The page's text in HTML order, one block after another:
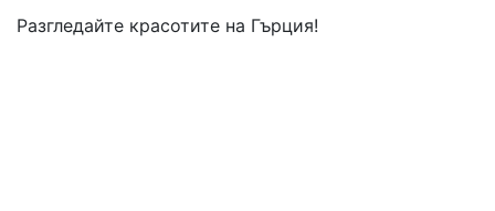
Разгледайте красотите на Гърция!